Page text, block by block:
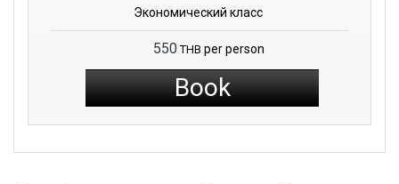
Экономический класс
550 THB per person
Book